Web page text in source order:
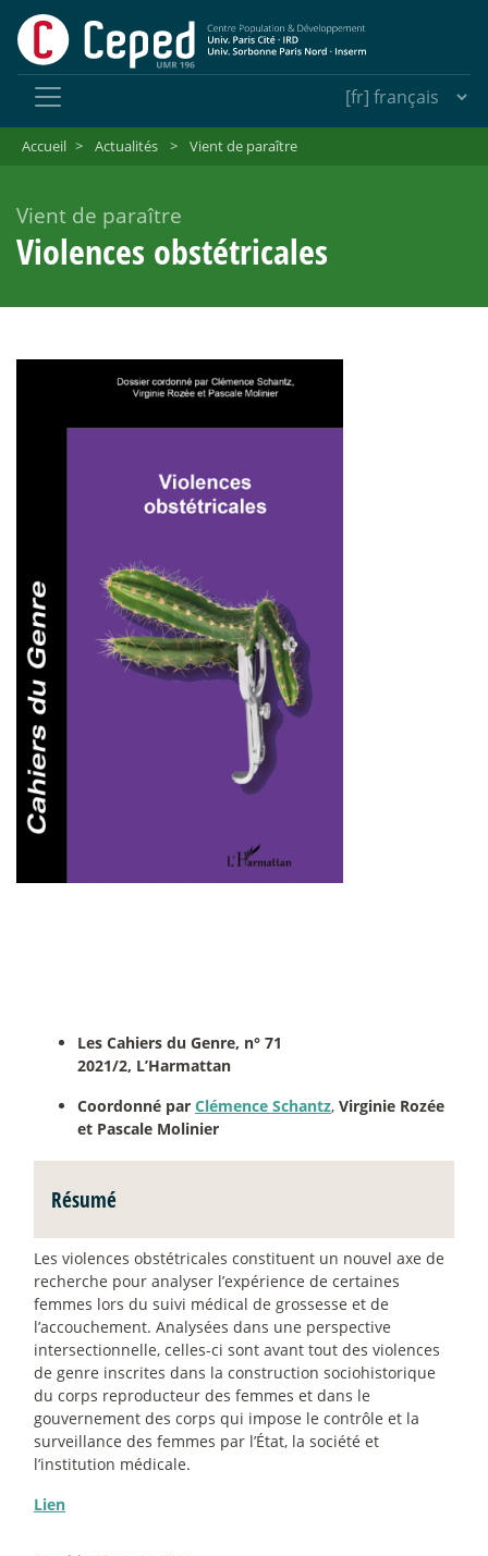
Accueil > Actualités > Vient de paraître
Vient de paraître
Violences obstétricales
Les Cahiers du Genre, n° 71
2021/2, L’Harmattan
Coordonné par Clémence Schantz, Virginie Rozée
et Pascale Molinier
Résumé
Les violences obstétricales constituent un nouvel axe de
recherche pour analyser l’expérience de certaines
femmes lors du suivi médical de grossesse et de
l’accouchement. Analysées dans une perspective
intersectionnelle, celles-ci sont avant tout des violences
de genre inscrites dans la construction sociohistorique
du corps reproducteur des femmes et dans le
gouvernement des corps qui impose le contrôle et la
surveillance des femmes par l’État, la société et
l’institution médicale.
Lien